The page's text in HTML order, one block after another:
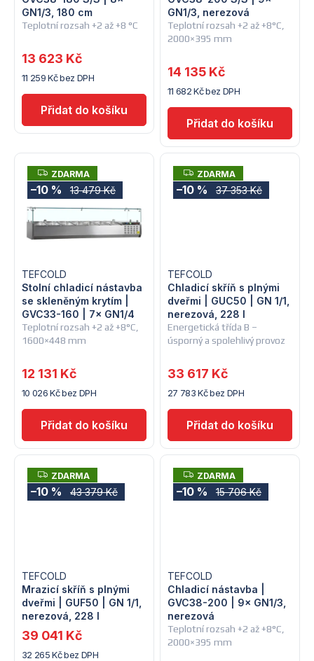
d
u
k
t
p
o
d
u
k
Teplotní rozsah +2 až +8 °C
GN1/3, 180 cm
11 259 Kč bez DPH
13 623 Kč
Teplotní rozsah +2 až +8°C,
2000×395 mm
GN1/3, nerezová
11 682 Kč bez DPH
14 135 Kč
Z
D
A
R
M
A
ZDARMA
13 479 Kč
–10 %
Teplotní rozsah +2 až +8°C,
1600×448 mm
Stolní chladicí nástavba
se skleněným krytím |
GVC33-160 | 7× GN1/4
TEFCOLD
10 026 Kč bez DPH
12 131 Kč
Z
D
A
R
ZDARMA
37 353 Kč
–10 %
Energetická třída B –
úsporný a spolehlivý provoz
Chladicí skříň s plnými
dveřmi | GUC50 | GN 1/1,
nerezová, 228 l
TEFCOLD
27 783 Kč bez DPH
33 617 Kč
Z
D
A
R
ZDARMA
43 379 Kč
–10 %
Mrazicí skříň s plnými
dveřmi | GUF50 | GN 1/1,
nerezová, 228 l
TEFCOLD
32 265 Kč bez DPH
39 041 Kč
Z
D
A
R
ZDARMA
15 706 Kč
–10 %
Teplotní rozsah +2 až +8°C,
2000×395 mm
Chladicí nástavba |
GVC38-200 | 9× GN1/3,
nerezová
TEFCOLD